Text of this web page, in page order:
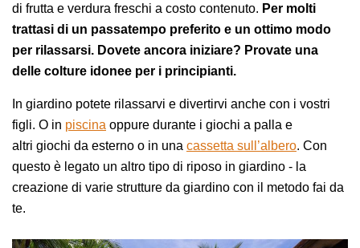
di frutta e verdura freschi a costo contenuto. Per molti
trattasi di un passatempo preferito e un ottimo modo
per rilassarsi. Dovete ancora iniziare? Provate una
delle colture idonee per i principianti.
In giardino potete rilassarvi e divertirvi anche con i vostri
figli. O in piscina oppure durante i giochi a palla e
altri giochi da esterno o in una cassetta sull’albero. Con
questo è legato un altro tipo di riposo in giardino - la
creazione di varie strutture da giardino con il metodo fai da
te.